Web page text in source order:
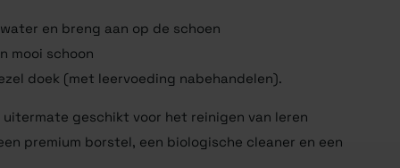
en breng aan op de schoen
mooi schoon
doek (met leervoeding nabehandelen).
uitermate geschikt voor het reinigen van leren
premium borstel, een biologische cleaner en een